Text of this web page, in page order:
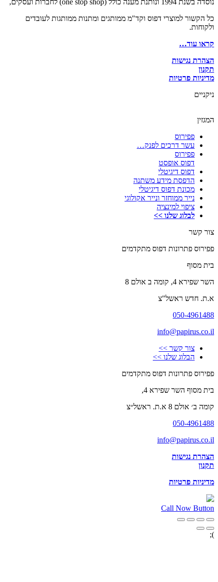
כל הקשור למוצרי דפוס וקד"מ ממותגים ומתנות ממותגות לעובדים
ולקוחות.
קראו עוד…
הצהרת נגישות
תקנון
מדיניות פרטיות
ניקניים
המגזין
פפירוס
עשר דרכים לפנק…
פפירוס
דפוס אופסט
דפוס דיגיטלי
הדפסת מידע משתנה
מכונת דפוס דיגיטלי
נייר ממוחזר ונייר אקולוגי
ציפוי למינציה
לבלוג שלנו >>
צור קשר
פפירוס פתרונות דפוס מתקדמים
בית מסוף
השר שפירא 4, קומה ב אולם 8
א.ת. חדש ראשל"צ
050-4961488
info@papirus.co.il
צור קשר >>
הבלוג שלנו >>
פפירוס פתרונות דפוס מתקדמים
בית מסוף השר שפירא 4,
קומה ב׳ אולם 8 א.ת. ראשל״צ
050-4961488
info@papirus.co.il
הצהרת נגישות
תקנון
מדיניות פרטיות
Call Now Button
);